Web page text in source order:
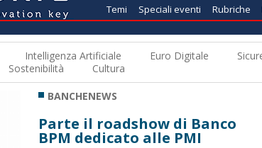
Temi Speciali eventi Rubriche
Intelligenza Artificiale Euro Digitale
Sostenibilità Cultura
BANCHENEWS
Parte il roadshow di Banco
BPM dedicato alle PMI